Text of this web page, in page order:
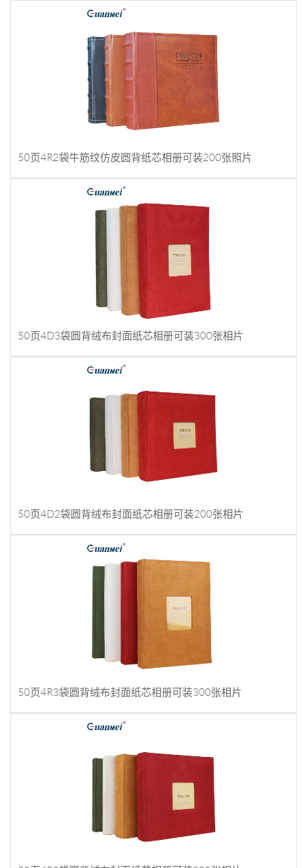
50页4R2袋牛筋纹仿皮圆背纸芯相册可装200张照片
50页4D3袋圆背绒布封面纸芯相册可装300张相片
50页4D2袋圆背绒布封面纸芯相册可装200张相片
50页4R3袋圆背绒布封面纸芯相册可装300张相片